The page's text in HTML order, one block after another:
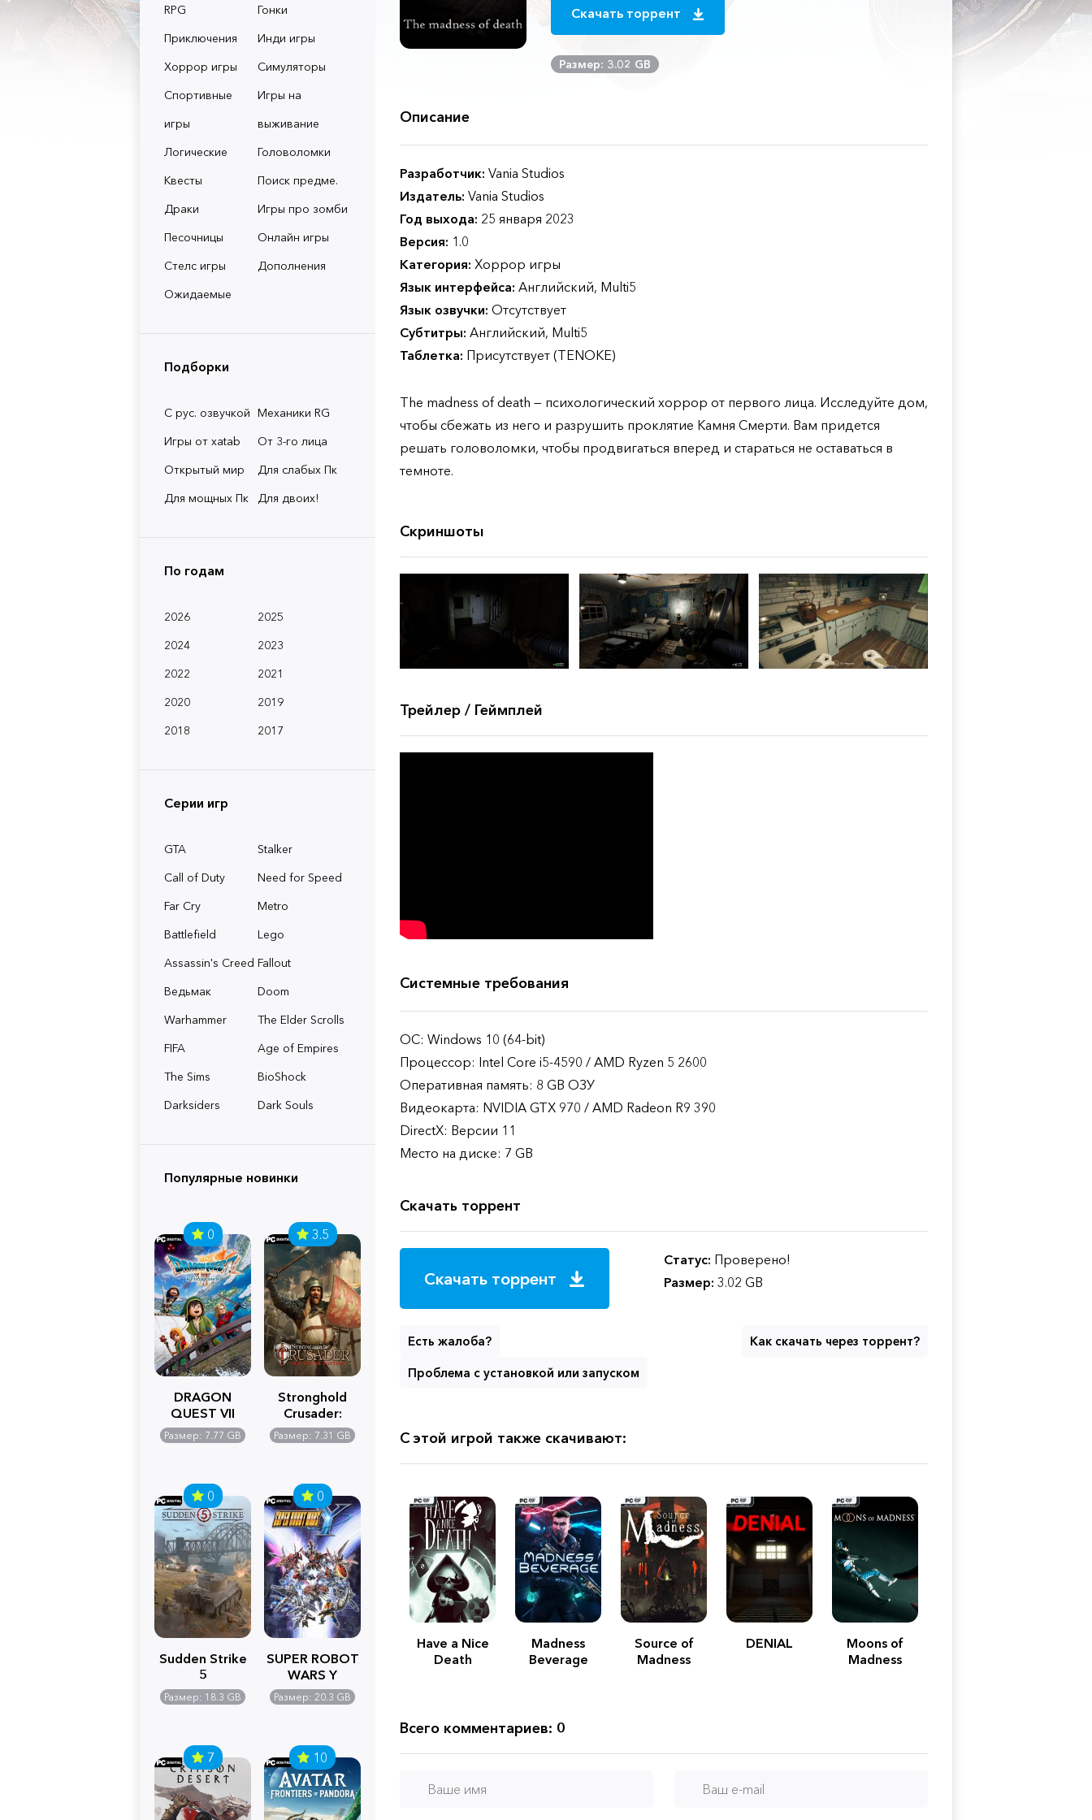
RPG
Гонки
Приключения
Инди игры
Хоррор игры
Симуляторы
Спортивные
игры
Игры на
выживание
Логические
Головоломки
Квесты
Поиск предме.
Драки
Игры про зомби
Песочницы
Онлайн игры
Стелс игры
Дополнения
Ожидаемые
Подборки
С рус. озвучкой Механики RG
Игры от xatab
От 3-го лица
Открытый мир
Для слабых Пк
Для мощных Пк
Для двоих!
По годам
2026
2025
2024
2023
2022
2021
2020
2019
2018
2017
Серии игр
GTA
Stalker
Call of Duty
Need for Speed
Far Cry
Metro
Battlefield
Lego
Assassin's Creed Fallout
Ведьмак
Doom
Warhammer
The Elder Scrolls
FIFA
Age of Empires
The Sims
BioShock
Darksiders
Dark Souls
Популярные новинки
0
DRAGON
QUEST VII
Reimagined
Размер: 7.77 GB
3.5
Stronghold
Crusader:
Definitive
Edition
Размер: 7.31 GB
0
Sudden Strike
5
Размер: 18.3 GB
0
SUPER ROBOT
WARS Y
Размер: 20.3 GB
7 10
Скачать торрент
Размер: 3.02 GB
Описание
Разработчик: Vania Studios
Издатель: Vania Studios
Год выхода: 25 января 2023
Версия: 1.0
Категория: Хоррор игры
Язык интерфейса: Английский, Multi5
Язык озвучки: Отсутствует
Субтитры: Английский, Multi5
Таблетка: Присутствует (TENOKE)
The madness of death — психологический хоррор от первого лица. Исследуйте дом,
чтобы сбежать из него и разрушить проклятие Камня Смерти. Вам придется
решать головоломки, чтобы продвигаться вперед и стараться не оставаться в
темноте.
Скриншоты
Трейлер / Геймплей
Системные требования
ОС: Windows 10 (64-bit)
Процессор: Intel Core i5-4590 / AMD Ryzen 5 2600
Оперативная память: 8 GB ОЗУ
Видеокарта: NVIDIA GTX 970 / AMD Radeon R9 390
DirectX: Версии 11
Место на диске: 7 GB
Скачать торрент
Скачать торрент
Статус: Проверено!
Размер: 3.02 GB
Есть жалоба? Как скачать через торрент?
Проблема с установкой или запуском
С этой игрой также скачивают:
Have a Nice
Death
Madness
Beverage
Source of
Madness
DENIAL
Moons of
Madness
Всего комментариев: 0